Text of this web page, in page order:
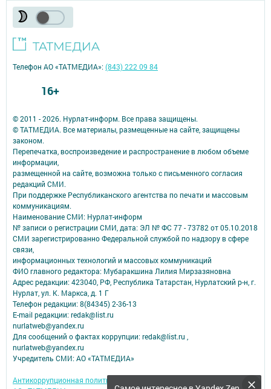
© 2011 - 2026. Нурлат-⁠информ. Все права защищены.
© ТАТМЕДИА. Все материалы, размещенные на сайте, защищены
законом.
Перепечатка, воспроизведение и распространение в любом объеме
информации,
размещенной на сайте, возможна только с письменного согласия
редакций СМИ.
При поддержке Республиканского агентства по печати и массовым
коммуникациям.
Наименование СМИ: Нурлат-⁠информ
№ записи о регистрации СМИ, дата: ЭЛ № ФС 77 -⁠ 73782 от 05.10.2018
СМИ зарегистрированно Федеральной службой по надзору в сфере
связи,
информационных технологий и массовых коммуникаций
ФИО главного редактора: Мубаракшина Лилия Мирзазяновна
Адрес редакции: 423040, РФ, Республика Татарстан, Нурлатский р-н, г.
Нурлат, ул. К. Маркса, д. 1 Г
Телефон редакции: 8(84345) 2-36-13
E-mail редакции: redak@list.ru
nurlatweb@yandex.ru
Для сообщений о фактах коррупции: redak@list.ru ,
nurlatweb@yandex.ru
Учредитель СМИ: АО «ТАТМЕДИА»
Антикоррупционная политика
Телефон АО «ТАТМЕДИА»:(843) 222 09 84
16+